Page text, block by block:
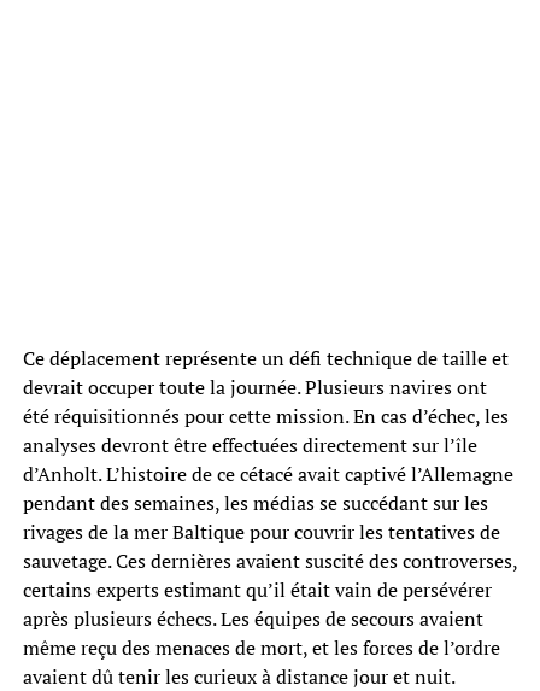
Ce déplacement représente un défi technique de taille et
devrait occuper toute la journée. Plusieurs navires ont
été réquisitionnés pour cette mission. En cas d’échec, les
analyses devront être effectuées directement sur l’île
d’Anholt. L’histoire de ce cétacé avait captivé l’Allemagne
pendant des semaines, les médias se succédant sur les
rivages de la mer Baltique pour couvrir les tentatives de
sauvetage. Ces dernières avaient suscité des controverses,
certains experts estimant qu’il était vain de persévérer
après plusieurs échecs. Les équipes de secours avaient
même reçu des menaces de mort, et les forces de l’ordre
avaient dû tenir les curieux à distance jour et nuit.